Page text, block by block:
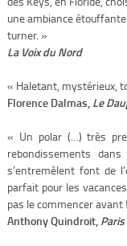
une ambiance
turner. »
La Voix du Nord
« Haletant, mystérieux,
Florence Dalmas, Le
« Un polar (…) très
rebondissements
s’entremêlent font de
parfait pour les
pas le commencer avant
Anthony Quindroit,